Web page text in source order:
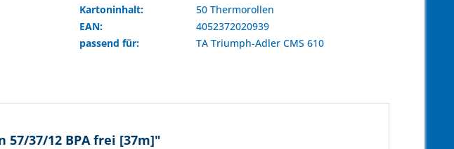
Kartoninhalt:
50 Thermorollen
EAN:
4052372020939
passend für:
TA Triumph-Adler CMS 610
37/12 BPA frei [37m]"